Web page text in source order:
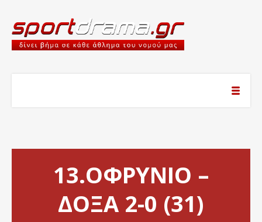
13.ΟΦΡΥΝΙΟ –
ΔΟΞΑ 2-0 (31)